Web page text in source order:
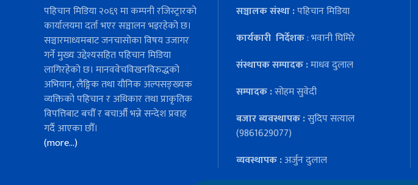
पहिचान मिडिया २०६९ मा कम्पनी रजिस्ट्रारको
कार्यालयमा दर्ता भएर सञ्चालन भइरहेको छ।
सञ्चारमाध्यमबाट जनचासोका विषय उजागर
गर्ने मुख्य उद्देश्यसहित पहिचान मिडिया
लागिरहेको छ। मानववेचविखनविरुद्धको
अभियान, लैङ्गिक तथा यौनिक अल्पसङ्ख्यक
व्यक्तिको पहिचान र अधिकार तथा प्राकृतिक
विपत्तिबाट बचौँ र बचाऔँ भन्ने सन्देश प्रवाह
गर्दै आएका छौँ।
(more…)
सञ्चालक संस्था :पहिचान मिडिया
कार्यकारी निर्देशक: भवानी घिमिरे
संस्थापक सम्पादक :माधव दुलाल
सम्पादक :सोहम सुवेदी
बजार ब्यवस्थापक :सुदिप सत्याल
(9861629077)
व्यवस्थापक :अर्जुन दुलाल